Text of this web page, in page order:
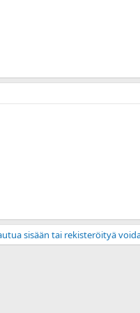
sisään tai rekisteröityä